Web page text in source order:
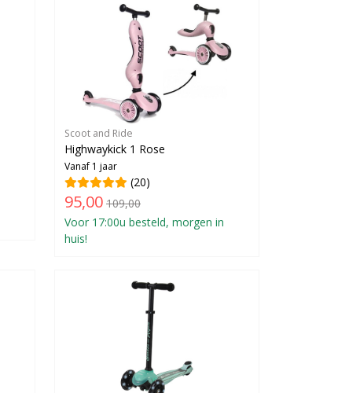
Scoot and Ride
Highwaykick 1 Rose
Vanaf 1 jaar
(20)
95,00 109,00
Voor 17:00u besteld, morgen in
huis!